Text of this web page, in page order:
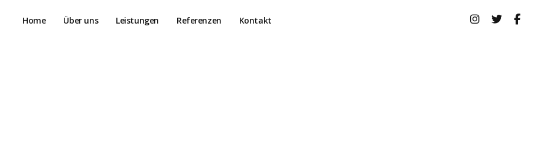
Home Über uns Leistungen Referenzen Kontakt